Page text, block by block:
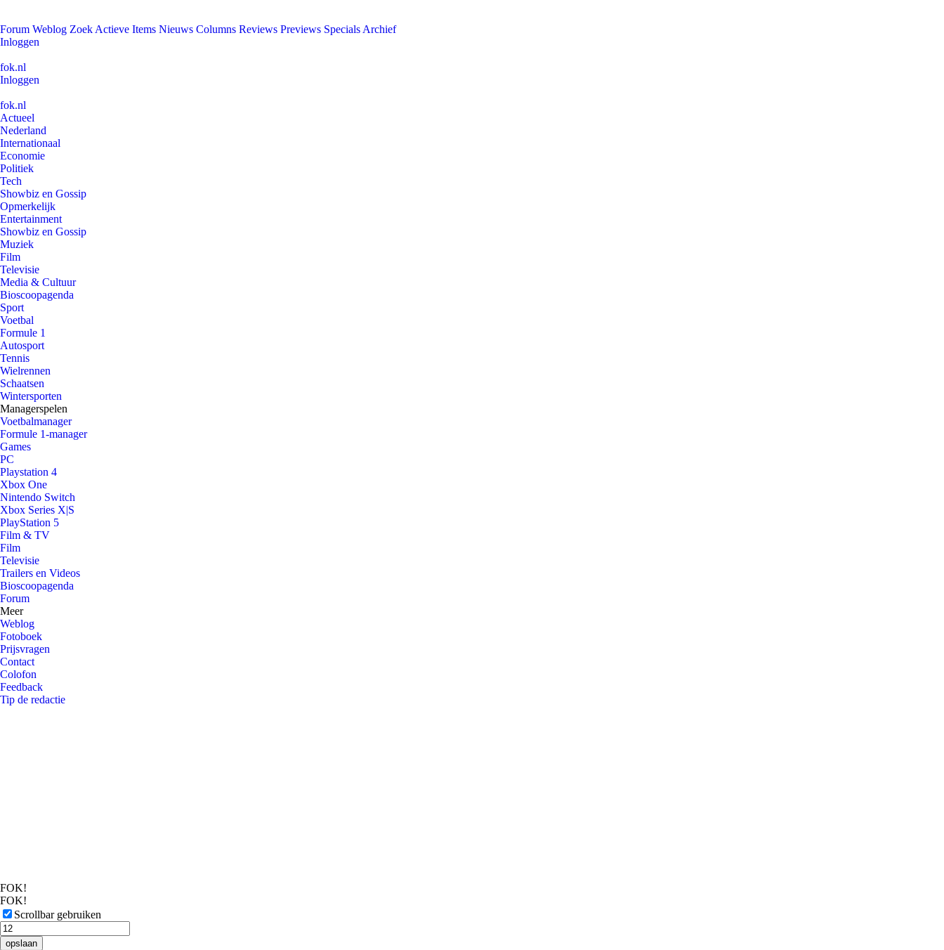
Forum Weblog Zoek Actieve Items Nieuws Columns Reviews Previews Specials Archief
Inloggen
fok.nl
Inloggen
fok.nl
Actueel
Nederland
Internationaal
Economie
Politiek
Tech
Showbiz en Gossip
Opmerkelijk
Entertainment
Showbiz en Gossip
Muziek
Film
Televisie
Media & Cultuur
Bioscoopagenda
Sport
Voetbal
Formule 1
Autosport
Tennis
Wielrennen
Schaatsen
Wintersporten
Managerspelen
Voetbalmanager
Formule 1-manager
Games
PC
Playstation 4
Xbox One
Nintendo Switch
Xbox Series X|S
PlayStation 5
Film & TV
Film
Televisie
Trailers en Videos
Bioscoopagenda
Forum
Meer
Weblog
Fotoboek
Prijsvragen
Contact
Colofon
Feedback
Tip de redactie
FOK!
FOK!
Scrollbar gebruiken
opslaan